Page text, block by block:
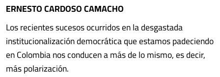
ERNESTO CARDOSO CAMACHO
Los recientes sucesos ocurridos en la desgastada
institucionalización democrática que estamos padeciendo
en Colombia nos conducen a más de lo mismo, es decir,
más polarización.